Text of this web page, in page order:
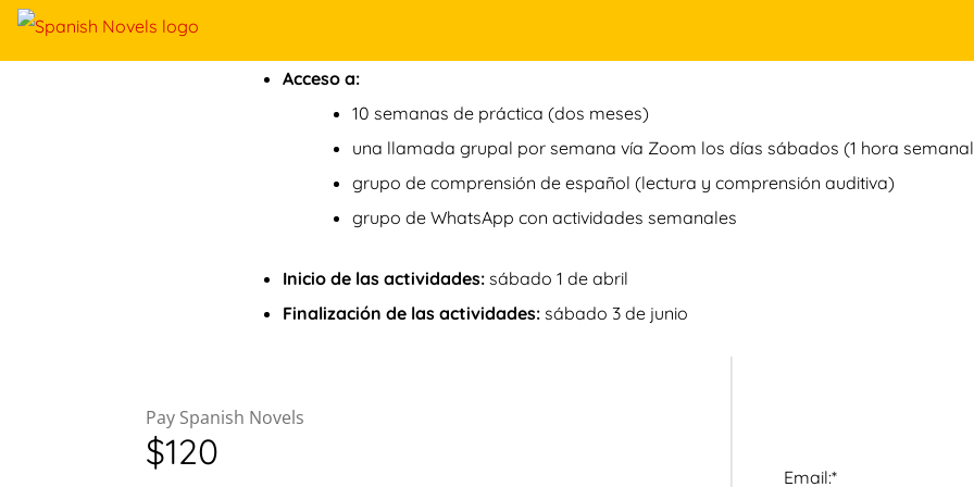
Acceso a:
10 semanas de práctica (dos meses)
una llamada grupal por semana vía Zoom los días sábados (1 hora
grupo de comprensión de español (lectura y comprensión auditiva)
grupo de WhatsApp con actividades semanales
Inicio de las actividades: sábado 1 de abril
Finalización de las actividades: sábado 3 de junio
Email:*
Pay Spanish Novels
$120